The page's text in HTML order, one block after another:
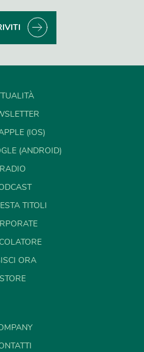
(IOS)
(ANDROID)
RADIO
TITOLI
ORA
STORE